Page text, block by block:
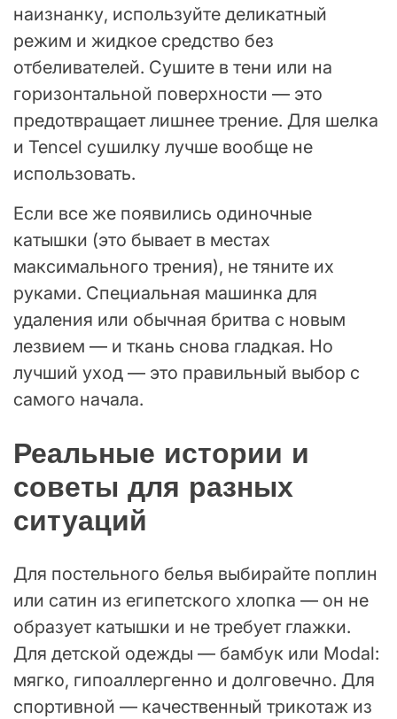
наизнанку, используйте деликатный
режим и жидкое средство без
отбеливателей. Сушите в тени или на
горизонтальной поверхности — это
предотвращает лишнее трение. Для шелка
и Tencel сушилку лучше вообще не
использовать.
Если все же появились одиночные
катышки (это бывает в местах
максимального трения), не тяните их
руками. Специальная машинка для
удаления или обычная бритва с новым
лезвием — и ткань снова гладкая. Но
лучший уход — это правильный выбор с
самого начала.
Реальные истории и
советы для разных
ситуаций
Для постельного белья выбирайте поплин
или сатин из египетского хлопка — он не
образует катышки и не требует глажки.
Для детской одежды — бамбук или Modal:
мягко, гипоаллергенно и долговечно. Для
спортивной — качественный трикотаж из